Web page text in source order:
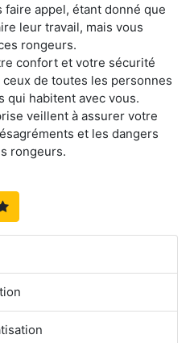
appel, étant donné que
leur travail, mais vous
rongeurs.
confort et votre sécurité
de toutes les personnes
qui habitent avec vous.
veillent à assurer votre
et les dangers
rongeurs.